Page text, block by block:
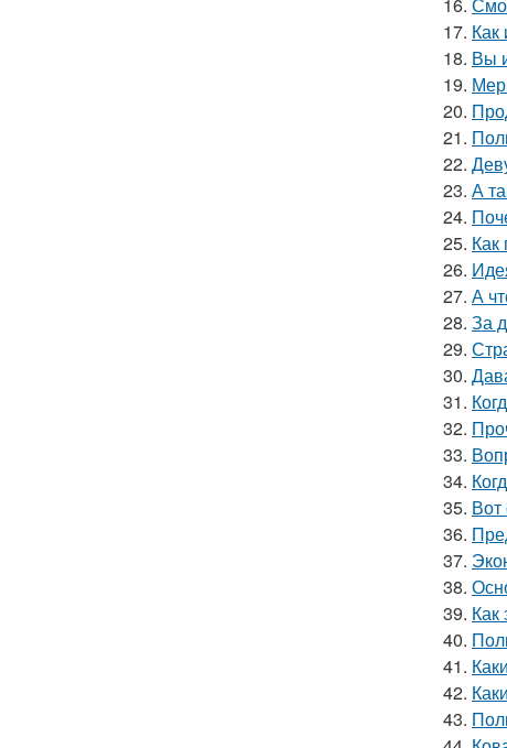
17. Как
18. Вы
19.
20.
21.
22.
23. А
24.
25. Как
26.
27. А
28. За
29.
30.
31.
32.
33.
34.
35. Вот
36.
37.
38.
39. Как
40.
41.
42.
43.